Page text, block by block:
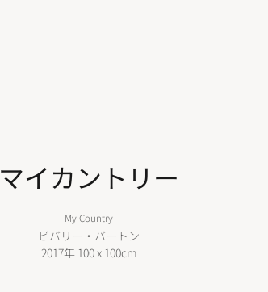
マイカントリー
My Country
ビバリー・バートン
2017年 100 x 100cm